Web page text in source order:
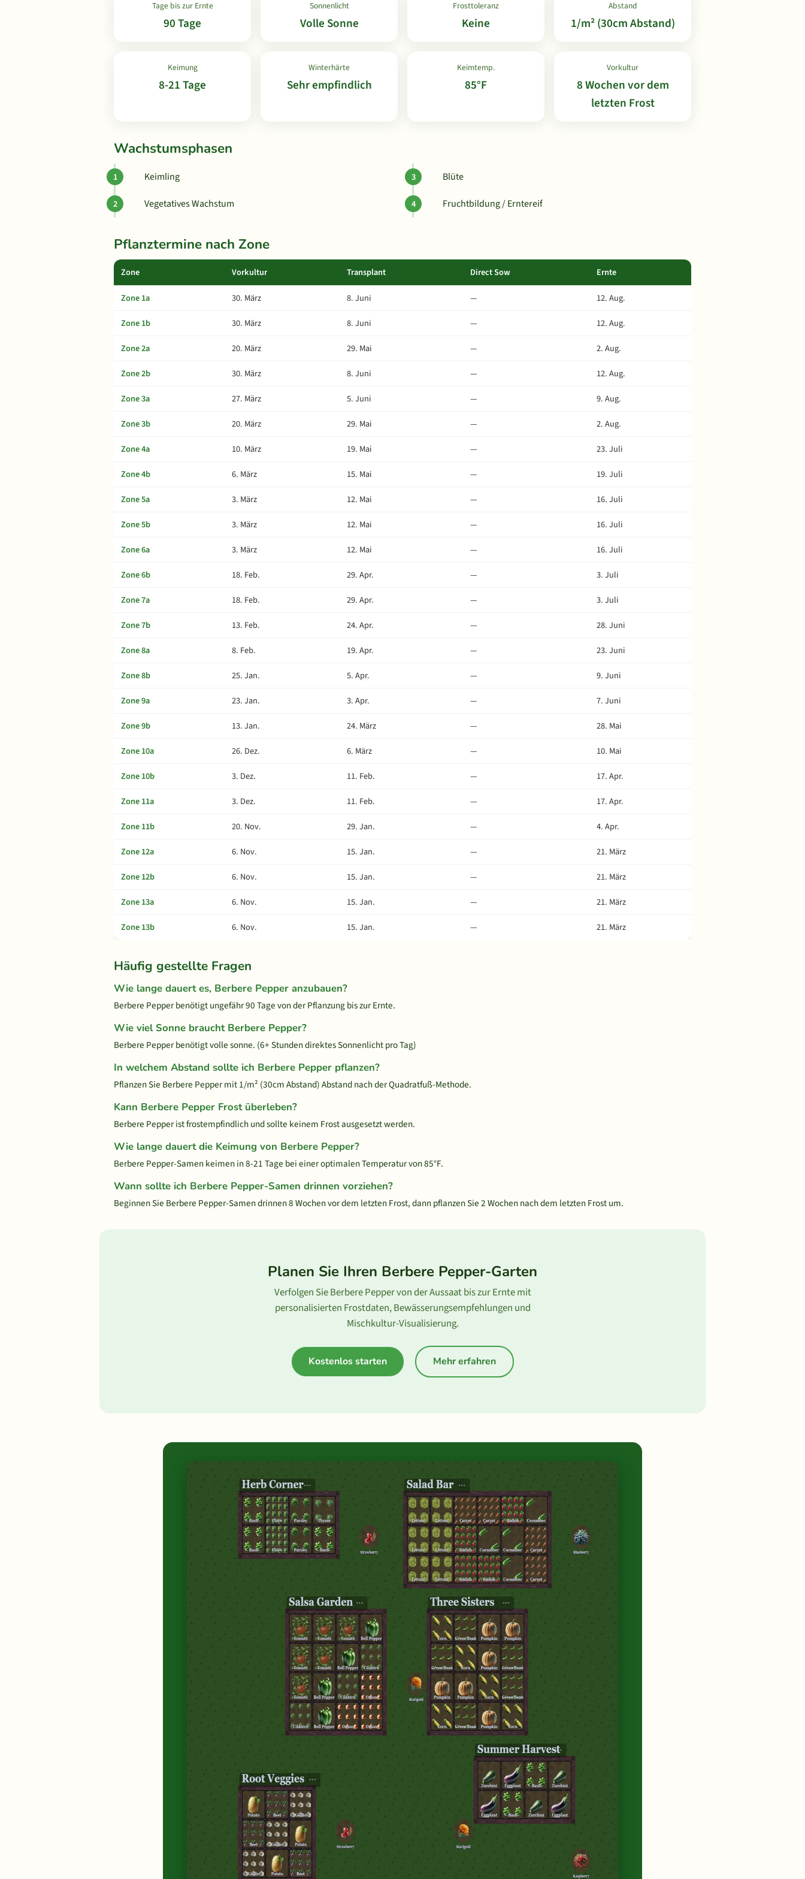
Tage bis zur Ernte
90 Tage
Sonnenlicht
Volle Sonne
Frosttoleranz
Keine
Abstand
1/m² (30cm Abstand)
Keimung
8-21 Tage
Winterhärte
Sehr empfindlich
Keimtemp.
85°F
Vorkultur
8 Wochen vor dem
letzten Frost
Wachstumsphasen
Keimling
Vegetatives Wachstum
Blüte
Fruchtbildung / Erntereif
Pflanztermine nach Zone
Zone Vorkultur Transplant Direct Sow Ernte
Zone 1a 30. März 8. Juni —
12. Aug.
Zone 1b
30. März 8. Juni —
12. Aug.
Zone 2a
20. März 29. Mai —
2. Aug.
Zone 2b
30. März 8. Juni —
12. Aug.
Zone 3a
27. März 5. Juni —
9. Aug.
Zone 3b
20. März 29. Mai —
2. Aug.
Zone 4a
10. März 19. Mai —
23. Juli
Zone 4b
6. März 15. Mai —
19. Juli
Zone 5a
3. März 12. Mai —
16. Juli
Zone 5b
3. März 12. Mai —
16. Juli
Zone 6a
3. März 12. Mai —
16. Juli
Zone 6b
18. Feb. 29. Apr. —
3. Juli
Zone 7a
18. Feb. 29. Apr. —
3. Juli
Zone 7b
13. Feb. 24. Apr. —
28. Juni
Zone 8a
8. Feb. 19. Apr. —
23. Juni
Zone 8b
25. Jan. 5. Apr. —
9. Juni
Zone 9a
23. Jan. 3. Apr. —
7. Juni
Zone 9b
13. Jan. 24. März —
28. Mai
Zone 10a
26. Dez. 6. März —
10. Mai
Zone 10b
3. Dez. 11. Feb. —
17. Apr.
Zone 11a
3. Dez. 11. Feb. —
17. Apr.
Zone 11b
20. Nov. 29. Jan. —
4. Apr.
Zone 12a
6. Nov. 15. Jan. —
21. März
Zone 12b
6. Nov. 15. Jan. —
21. März
Zone 13a
6. Nov. 15. Jan. —
21. März
Zone 13b
6. Nov. 15. Jan. — 21. März
Häufig gestellte Fragen
Wie lange dauert es, Berbere Pepper anzubauen?
Berbere Pepper benötigt ungefähr 90 Tage von der Pflanzung bis zur Ernte.
Wie viel Sonne braucht Berbere Pepper?
Berbere Pepper benötigt volle sonne. (6+ Stunden direktes Sonnenlicht pro Tag)
In welchem Abstand sollte ich Berbere Pepper pflanzen?
Pflanzen Sie Berbere Pepper mit 1/m² (30cm Abstand) Abstand nach der Quadratfuß-Methode.
Kann Berbere Pepper Frost überleben?
Berbere Pepper ist frostempfindlich und sollte keinem Frost ausgesetzt werden.
Wie lange dauert die Keimung von Berbere Pepper?
Berbere Pepper-Samen keimen in 8-21 Tage bei einer optimalen Temperatur von 85°F.
Wann sollte ich Berbere Pepper-Samen drinnen vorziehen?
Beginnen Sie Berbere Pepper-Samen drinnen 8 Wochen vor dem letzten Frost, dann pflanzen Sie 2 Wochen nach dem letzten Frost um.
Planen Sie Ihren Berbere Pepper-Garten
Verfolgen Sie Berbere Pepper von der Aussaat bis zur Ernte mit
personalisierten Frostdaten, Bewässerungsempfehlungen und
Mischkultur-Visualisierung.
Kostenlos starten Mehr erfahren